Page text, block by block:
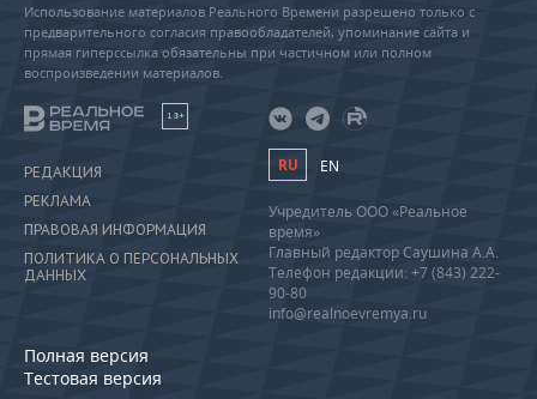
Использование материалов Реального Времени разрешено только с
предварительного согласия правообладателей, упоминание сайта и
прямая гиперссылка обязательны при частичном или полном
воспроизведении материалов.
18+
РЕДАКЦИЯ
РЕКЛАМА
ПРАВОВАЯ ИНФОРМАЦИЯ
ПОЛИТИКА О ПЕРСОНАЛЬНЫХ
ДАННЫХ
Полная версия
Тестовая версия
RU EN
Учредитель ООО «Реальное
время»
Главный редактор Саушина А.А.
Телефон редакции: +7 (843) 222-
90-80
info@realnoevremya.ru